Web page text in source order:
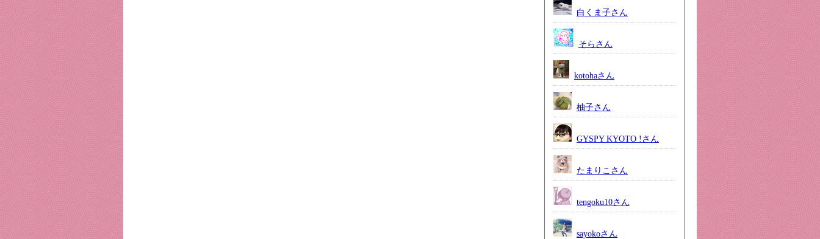
白くま子さん
そらさん
kotohaさん
柚子さん
GYSPY KYOTO !さん
たまりこさん
tengoku10さん
sayokoさん